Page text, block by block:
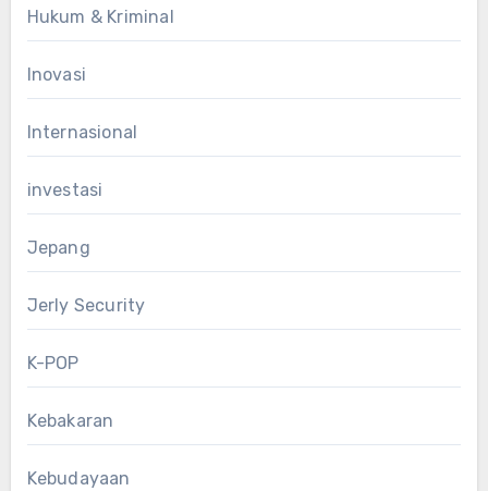
Hukum & Kriminal
Inovasi
Internasional
investasi
Jepang
Jerly Security
K-POP
Kebakaran
Kebudayaan